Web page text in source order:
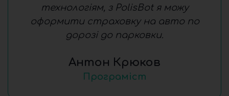
технологіям, з PolisBot я можу
оформити страховку на авто по
дорозі до парковки.
Антон Крюков
Програміст